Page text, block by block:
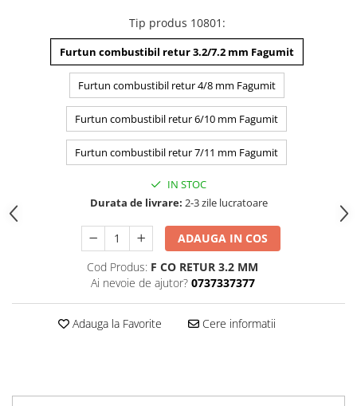
Tip produs 10801 :
Furtun combustibil retur 3.2/7.2 mm Fagumit
Furtun combustibil retur 4/8 mm Fagumit
Furtun combustibil retur 6/10 mm Fagumit
Furtun combustibil retur 7/11 mm Fagumit
IN STOC
Durata de livrare: 2-3 zile lucratoare
ADAUGA IN COS
Cod Produs: F CO RETUR 3.2 MM
Ai nevoie de ajutor? 0737337377
Adauga la Favorite Cere informatii